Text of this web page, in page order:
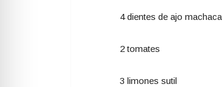
4 dientes de ajo
2 tomates
3 limones sutil